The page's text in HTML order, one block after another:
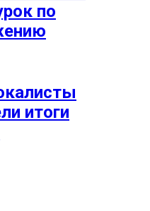
по
итоги